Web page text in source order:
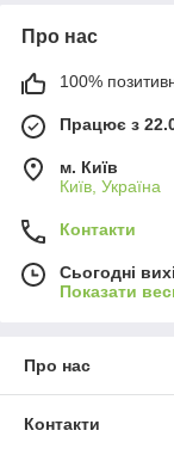
Про нас
100%
Працює з
м. Київ
Київ, Україна
Контакти
Сьогодні
Показати
Про нас
Контакти